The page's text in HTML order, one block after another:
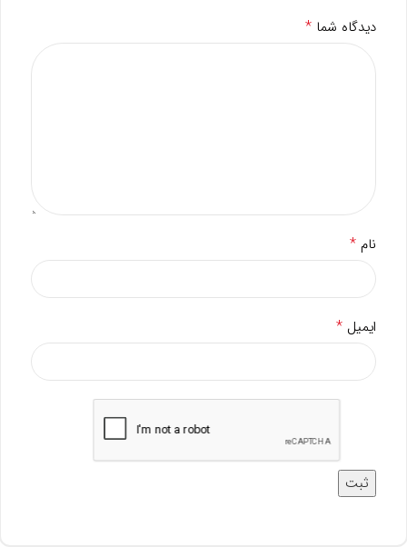
دیدگاه شما *
نام *
ایمیل *